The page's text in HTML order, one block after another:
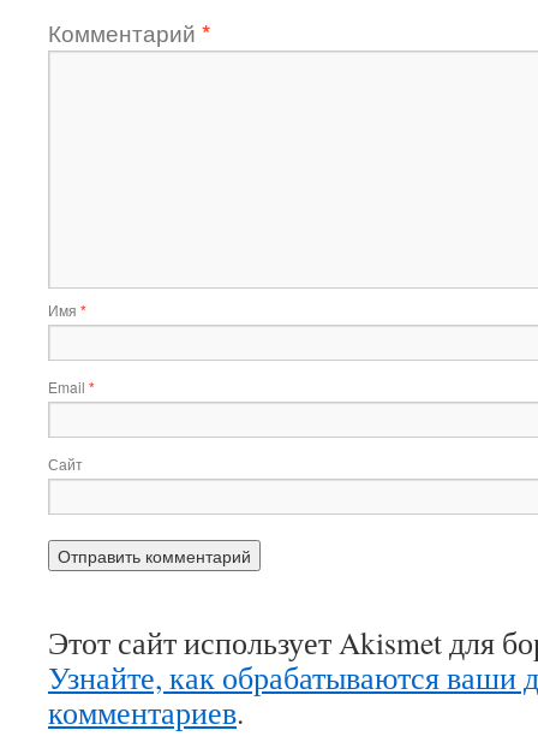
Комментарий *
Имя *
Email *
Сайт
Этот сайт использует Akismet для
Узнайте, как обрабатываются ваши
комментариев.